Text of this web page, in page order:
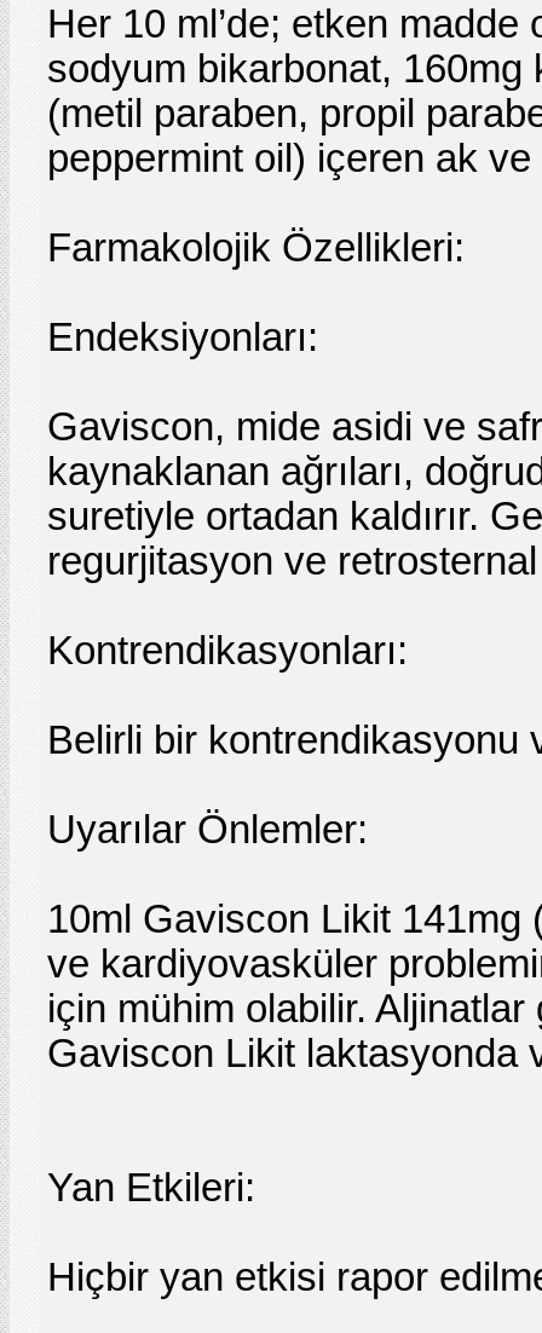
Her 10 ml’de; etken
sodyum bikarbonat, 160mg
(metil paraben, propil
peppermint oil) içeren ak
Farmakolojik Özellikleri:
Endeksiyonları:
Gaviscon, mide asidi ve
kaynaklanan ağrıları,
suretiyle ortadan kaldırır.
regurjitasyon ve
Kontrendikasyonları:
Belirli bir kontrendikasyonu
Uyarılar Önlemler:
10ml Gaviscon Likit 141mg
ve kardiyovasküler
için mühim olabilir.
Gaviscon Likit laktasyonda
Yan Etkileri:
Hiçbir yan etkisi rapor